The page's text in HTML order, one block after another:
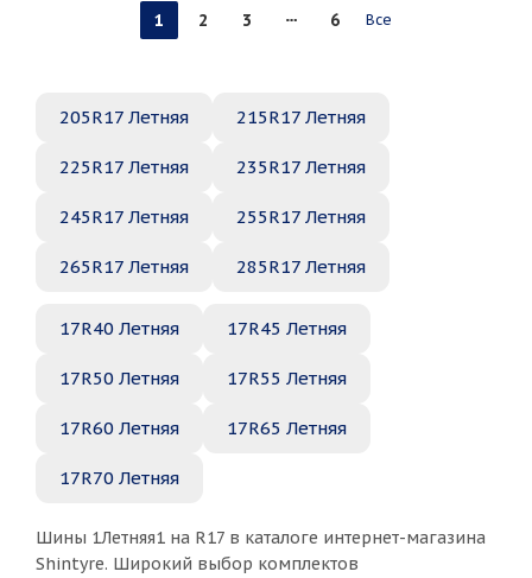
1 2 3 6 Все
205R17 Летняя 215R17 Летняя
225R17 Летняя 235R17 Летняя
245R17 Летняя 255R17 Летняя
265R17 Летняя 285R17 Летняя
17R40 Летняя 17R45 Летняя
17R50 Летняя 17R55 Летняя
17R60 Летняя 17R65 Летняя
17R70 Летняя
Шины 1Летняя1 на R17 в каталоге интернет-магазина
Shintyre. Широкий выбор комплектов